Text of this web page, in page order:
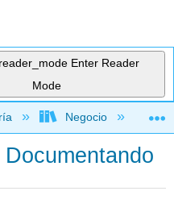
Enter Reader
Mode
global
Negocio